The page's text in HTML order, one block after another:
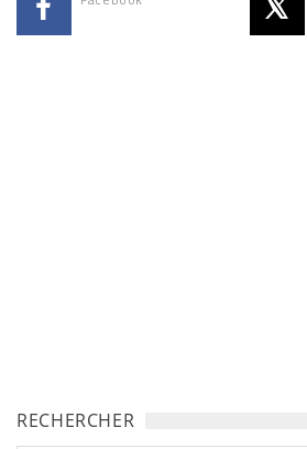
RECHERCHER